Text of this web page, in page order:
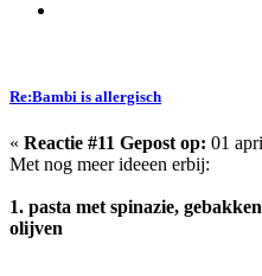
Re:Bambi is allergisch
« Reactie #11 Gepost op: 01
Met nog meer ideeen erbij:
1. pasta met spinazie,
olijven